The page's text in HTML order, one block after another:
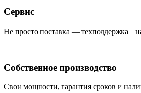
Сервис
Не просто поставка — техподдержка
Собственное производство
Свои мощности, гарантия сроков и